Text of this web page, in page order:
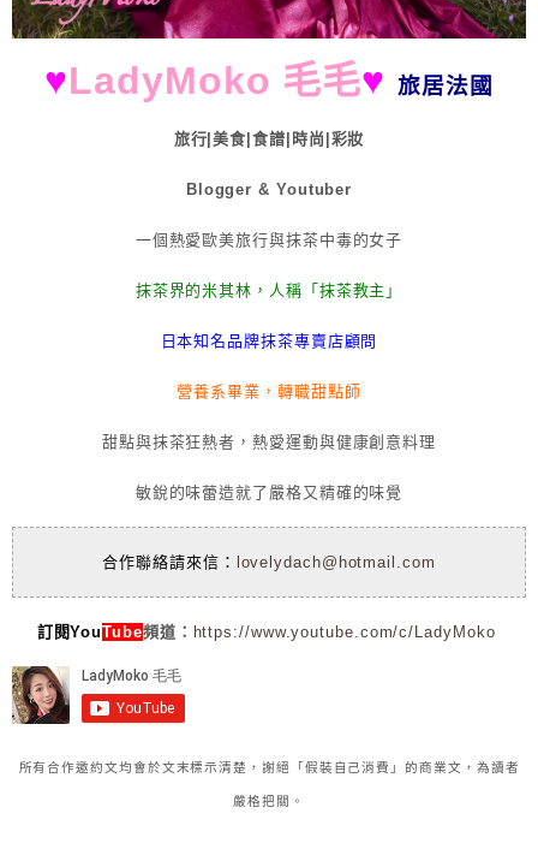
♥LadyMoko 毛毛♥ 旅居法國
旅行|美食|食譜|時尚|彩妝
Blogger & Youtuber
一個熱愛歐美旅行與抹茶中毒的女子
抹茶界的米其林，人稱「抹茶教主」
日本知名品牌抹茶專賣店顧問
營養系畢業，轉職甜點師
甜點與抹茶狂熱者，熱愛運動與健康創意料理
敏銳的味蕾造就了嚴格又精確的味覺
合作聯絡請來信： lovelydach@hotmail.com
訂閱YouTube頻道： https://www.youtube.com/c/LadyMoko
所有合作邀約文均會於文末標示清楚，謝絕「假裝自己消費」的商業文，為讀者
嚴格把關。